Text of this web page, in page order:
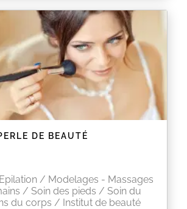
DE BEAUTÉ
/ Modelages - Massages
/ Soin des pieds / Soin du
du corps / Institut de beauté